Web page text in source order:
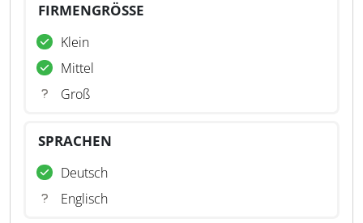
FIRMENGRÖSSE
Klein
Mittel
Groß
SPRACHEN
Deutsch
Englisch